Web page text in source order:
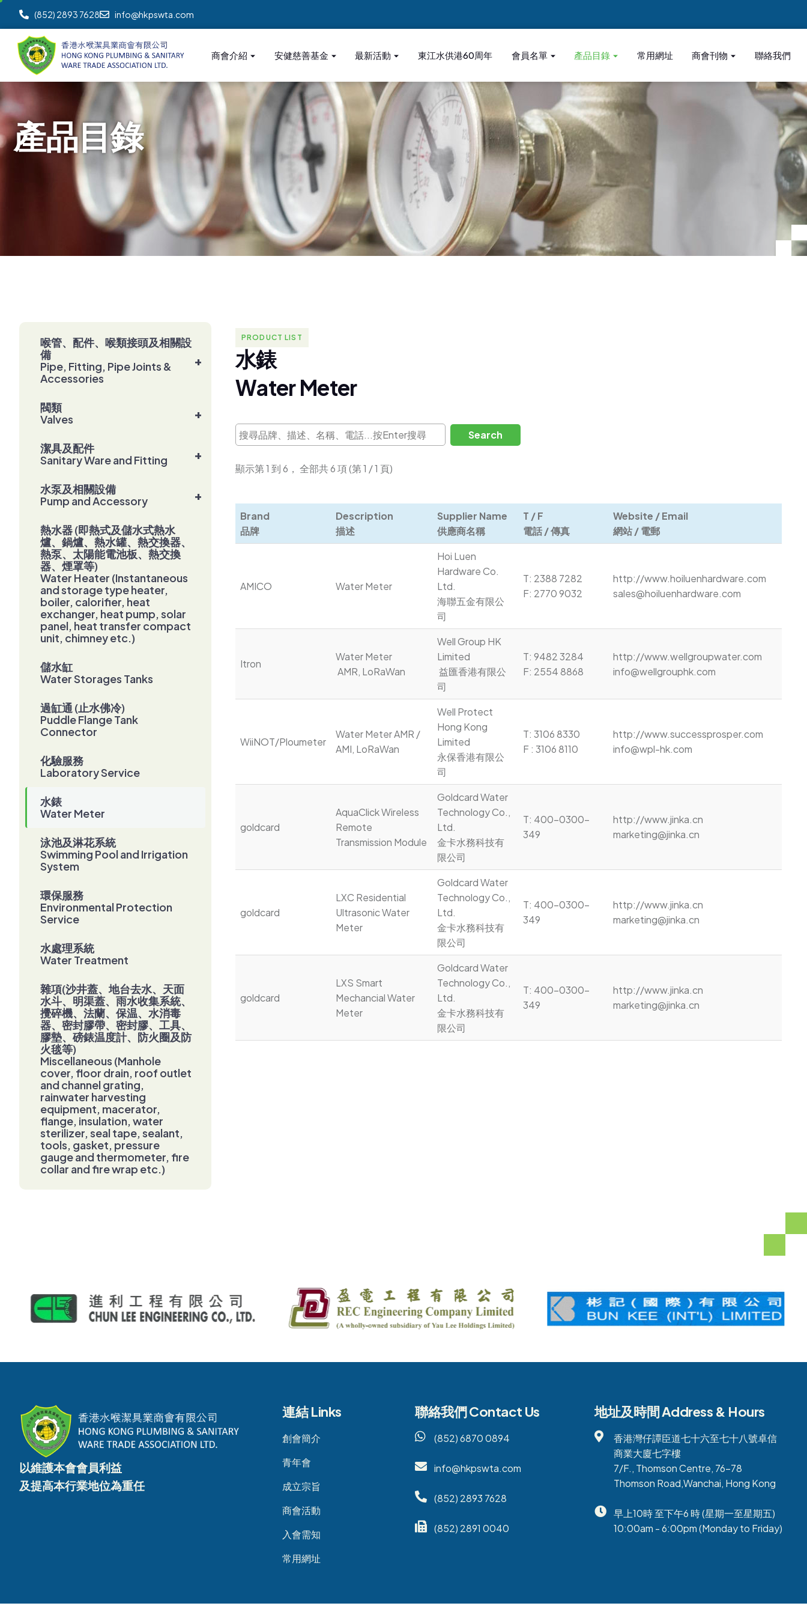
(852) 2893 7628 info@hkpswta.com
商會介紹 安健慈善基金 最新活動 東江水供港60周年 會員名單 產品目錄 常用網址 商會刊物 聯絡我們
產品目錄
+
喉管、配件、喉類接頭及相關設
備
Pipe, Fitting, Pipe Joints &
Accessories
+
閥類
Valves
+
潔具及配件
Sanitary Ware and Fitting
+
水泵及相關設備
Pump and Accessory
熱水器 (即熱式及儲水式熱水
爐、鍋爐、熱水罐、熱交換器、
熱泵、太陽能電池板、熱交換
器、煙罩等)
Water Heater (Instantaneous
and storage type heater,
boiler, calorifier, heat
exchanger, heat pump, solar
panel, heat transfer compact
unit, chimney etc.)
儲水缸
Water Storages Tanks
過缸通 (止水佛冷)
Puddle Flange Tank
Connector
化驗服務
Laboratory Service
水錶
Water Meter
泳池及淋花系統
Swimming Pool and Irrigation
System
環保服務
Environmental Protection
Service
水處理系統
Water Treatment
雜項(沙井蓋、地台去水、天面
水斗、明渠蓋、雨水收集系統、
攪碎機、法蘭、保温、水消毒
器、密封膠帶、密封膠、工具、
膠墊、磅錶温度計、防火圈及防
火毯等)
Miscellaneous (Manhole
cover, floor drain, roof outlet
and channel grating,
rainwater harvesting
equipment, macerator,
flange, insulation, water
sterilizer, seal tape, sealant,
tools, gasket, pressure
gauge and thermometer, fire
collar and fire wrap etc.)
PRODUCT LIST
水錶
WaterMeter
Search
顯示第 1 到 6， 全部共 6 項 (第 1 / 1 頁)
Brand
品牌
Description
描述
Supplier Name
供應商名稱
T / F
電話 / 傳真
Website / Email
網站 / 電郵
AMICO Water Meter
Hoi Luen
Hardware Co.
Ltd.
海聯五金有限公
司
T: 2388 7282
F: 2770 9032
http://www.hoiluenhardware.com
sales@hoiluenhardware.com
Itron
Water Meter
AMR, LoRaWan
Well Group HK
Limited
司
T: 9482 3284
F: 2554 8868
http://www.wellgroupwater.com
info@wellgrouphk.com
WiiNOT/Ploumeter
Water Meter AMR /
AMI, LoRaWan
Well Protect
Hong Kong
Limited
永保香港有限公
司
T: 3106 8330
F : 3106 8110
http://www.successprosper.com
info@wpl-hk.com
goldcard
AquaClick Wireless
Remote
Transmission Module
Goldcard Water
Technology Co.,
Ltd.
金卡水務科技有
限公司
T: 400-0300-
349
http://www.jinka.cn
marketing@jinka.cn
goldcard
LXC Residential
Ultrasonic Water
Meter
Goldcard Water
Technology Co.,
Ltd.
金卡水務科技有
限公司
T: 400-0300-
349
http://www.jinka.cn
marketing@jinka.cn
goldcard
LXS Smart
Mechancial Water
Meter
Goldcard Water
Technology Co.,
Ltd.
金卡水務科技有
限公司
T: 400-0300-
349
http://www.jinka.cn
marketing@jinka.cn
以維護本會會員利益
及提高本行業地位為重任
連結 Links
創會簡介
青年會
成立宗旨
商會活動
入會需知
常用網址
聯絡我們 Contact Us
(852) 6870 0894
info@hkpswta.com
(852) 2893 7628
(852) 2891 0040
地址及時間 Address & Hours
香港灣仔譚臣道七十六至七十八號卓信
商業大廈七字樓
7/F., Thomson Centre, 76-78
Thomson Road,Wanchai, Hong Kong
早上10時 至下午6 時 (星期一至星期五)
10:00am - 6:00pm (Monday to Friday)